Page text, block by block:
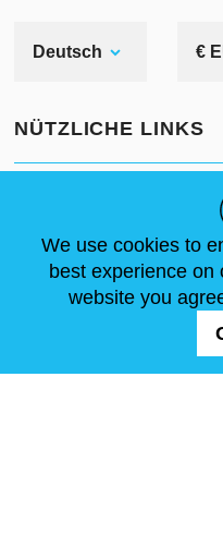
Deutsch €
NÜTZLICHE LINKS
FOLG UNS AUF
We use cookies to
best experience on
website you